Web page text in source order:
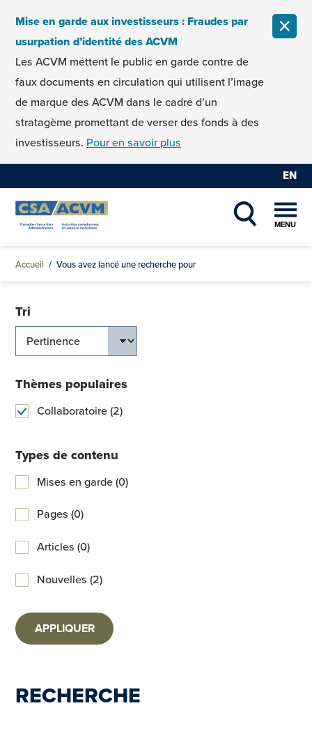
Mise en garde aux investisseurs : Fraudes par
usurpation d’identité des ACVM
Les ACVM mettent le public en garde contre de
faux documents en circulation qui utilisent l’image
de marque des ACVM dans le cadre d’un
stratagème promettant de verser des fonds à des
investisseurs. Pour en savoir plus
EN
MENU
Accueil / Vous avez lancé une recherche pour
Tri
Thèmes populaires
Collaboratoire (2)
Types de contenu
Mises en garde (0)
Pages (0)
Articles (0)
Nouvelles (2)
APPLIQUER
RECHERCHE